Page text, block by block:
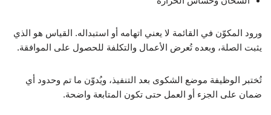
ورود المكوّن في القائمة لا يعني اتهامه أو استبداله. القياس هو الذي
يثبت الصلة، وبعده تُعرض الأعمال والتكلفة للحصول على الموافقة.
تُختبر الوظيفة موضع الشكوى بعد التنفيذ، ويُدوّن ما تم وحدود أي
ضمان على الجزء أو العمل حتى تكون المتابعة واضحة.